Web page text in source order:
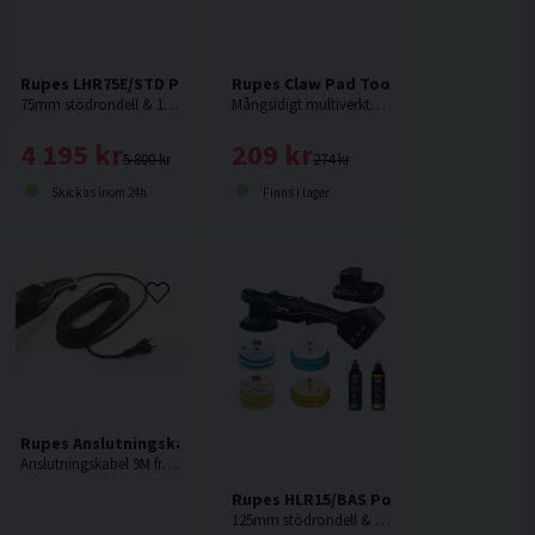
180mm
Rupes LHR75E/STD Polermaskin 400w
75mm stödrondell & 100mm polerrondell.
5 800 kr
4 195 kr
Skickas inom 24h
Rupes Claw Pad Tool
Mångsidigt multiverktyg från Rupes.
274 kr
209 kr
Finns i lager
Rupes Anslutningskabel 9M
Anslutningskabel 9M från Rupes.
Rupes HLR15/BAS Polermaskin 18V
125mm stödrondell & 150mm polerrondell. Rupes flaggskeppsmodell, Nu som batteridriven.